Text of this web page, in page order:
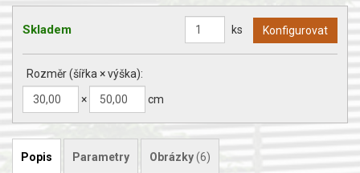
Skladem ks
Rozměr (šířka × výška):
×
cm
Popis Parametry Obrázky(6)